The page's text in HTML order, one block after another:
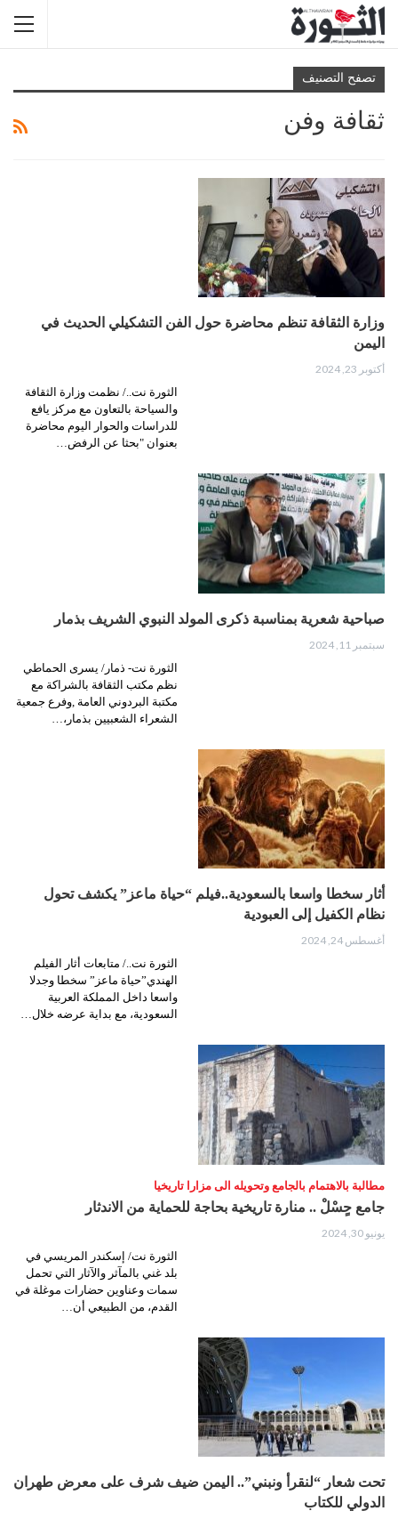
تصفح التصنيف
ثقافة وفن
وزارة الثقافة تنظم محاضرة حول الفن التشكيلي الحديث في
اليمن
أكتوبر 23, 2024
الثورة نت../ نظمت وزارة الثقافة
والسياحة بالتعاون مع مركز يافع
للدراسات والحوار اليوم محاضرة
بعنوان "بحثا عن الرفض…
صباحية شعرية بمناسبة ذكرى المولد النبوي الشريف بذمار
سبتمبر 11, 2024
الثورة نت- ذمار/ يسرى الحماطي
نظم مكتب الثقافة بالشراكة مع
مكتبة البردوني العامة ,وفرع جمعية
الشعراء الشعبيين بذمار،…
أثار سخطا واسعا بالسعودية..فيلم “حياة ماعز” يكشف تحول
نظام الكفيل إلى العبودية
أغسطس 24, 2024
الثورة نت../ متابعات أثار الفيلم
الهندي”حياة ماعز” سخطا وجدلا
واسعا داخل المملكة العربية
السعودية، مع بداية عرضه خلال…
مطالبة بالاهتمام بالجامع وتحويله الى مزارا تاريخيا
جامع حٍسْلْ .. منارة تاريخية بحاجة للحماية من الاندثار
يونيو 30, 2024
الثورة نت/ إسكندر المريسي في
بلد غني بالمآثر والآثار التي تحمل
سمات وعناوين حضارات موغلة في
القدم، من الطبيعي أن…
تحت شعار “لنقرأ ونبني”.. اليمن ضيف شرف على معرض طهران
الدولي للكتاب